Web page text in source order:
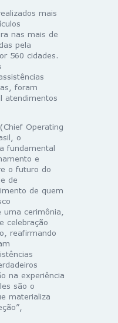
mais
nas mais de
pela
560 cidades.
foram
atendimentos
Operating
o
fundamental
e
o futuro do
de
de quem
cerimônia,
celebração
reafirmando
na experiência
são o
materializa